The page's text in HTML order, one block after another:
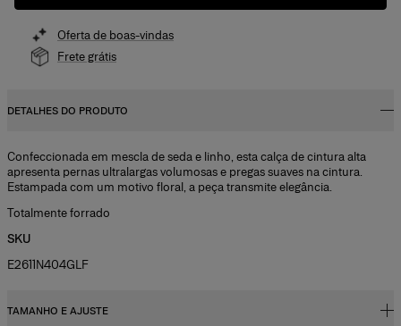
Oferta de boas-vindas
Frete grátis
DETALHES DO PRODUTO
Confeccionada em mescla de seda e linho, esta calça de cintura alta
apresenta pernas ultralargas volumosas e pregas suaves na cintura.
Estampada com um motivo floral, a peça transmite elegância.
Totalmente forrado
SKU
E2611N404GLF
TAMANHO E AJUSTE